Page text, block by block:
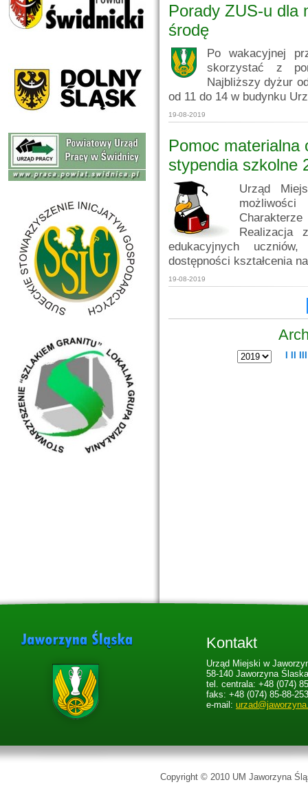
Porady ZUS-u dla
środę
Po wakacyjnej
skorzystać z
Najbliższy dyżur
od 11 do 14 w budynku
19-08-2019
Pomoc materialna
stypendia szkolne
Urząd
Realizacja
edukacyjnych
dostępności kształcenia
19-08-2019
Kontakt
Urząd Miejski w
58-140 Jaworzyna
tel. centrala: +48 (074)
faks: +48 (074) 85-88-253
e-mail:
Copyright © 2010 UM Jaworzyna